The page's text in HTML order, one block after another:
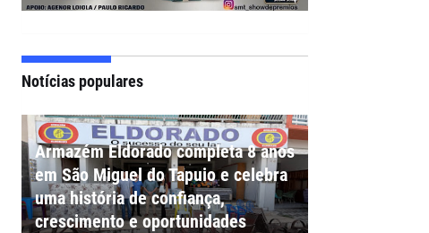
Notícias populares
Armazém Eldorado completa 8 anos
em São Miguel do Tapuio e celebra
uma história de confiança,
crescimento e oportunidades